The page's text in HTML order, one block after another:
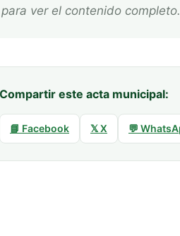
para ver el contenido completo.
Compartir este acta municipal:
📘 Facebook 𝕏 X 💬